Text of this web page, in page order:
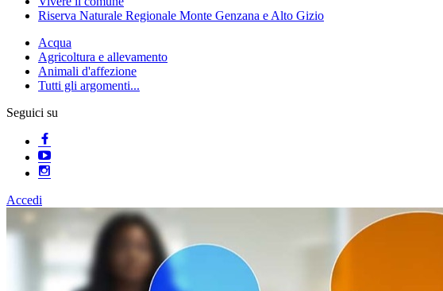
Riserva Naturale Regionale Monte Genzana e Alto Gizio
Acqua
Agricoltura e allevamento
Animali d'affezione
Tutti gli argomenti...
Seguici su
Accedi